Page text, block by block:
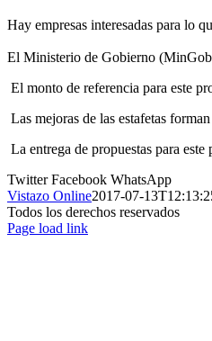
Hay empresas interesadas para lo
El Ministerio de Gobierno
El monto de referencia para este
Las mejoras de las estafetas
La entrega de propuestas para
TwitterFacebook WhatsApp
Vistazo Online2017-07-
Todos los derechos reservados
Page load link